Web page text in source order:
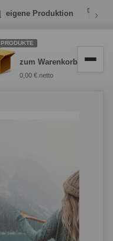
eigene Produktion ›
PRODUKTE
zum Warenkorb
0,00 € netto